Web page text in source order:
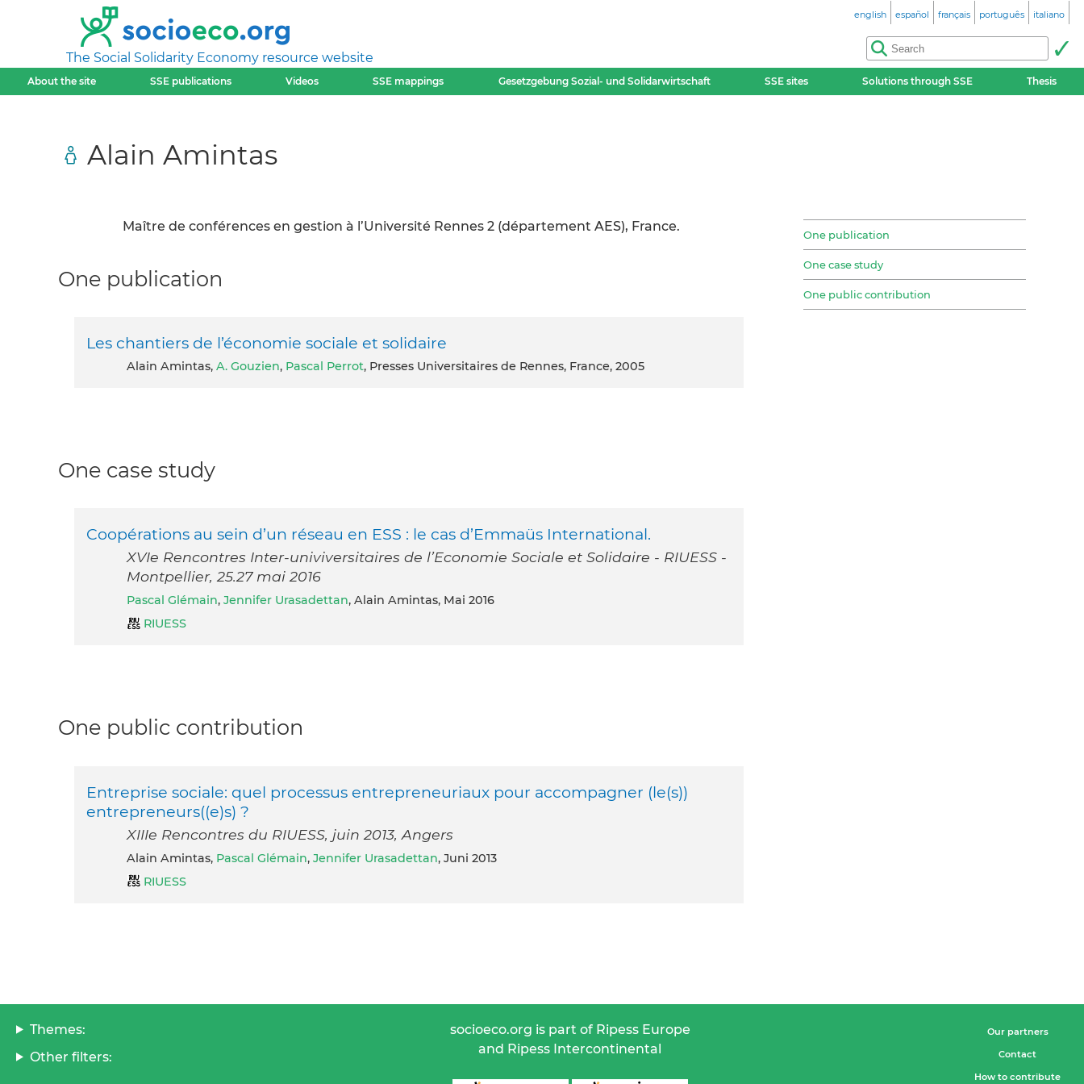
The Social Solidarity Economy resource website
english español français português italiano
About the site SSE publications Videos SSE mappings Gesetzgebung Sozial- und Solidarwirtschaft SSE sites Solutions through SSE Thesis
Alain Amintas
Maître de conférences en gestion à l’Université Rennes 2 (département AES), France.
One publication
One case study
One public contribution
One publication
Les chantiers de l’économie sociale et solidaire
Alain Amintas, A. Gouzien, Pascal Perrot, Presses Universitaires de Rennes, France, 2005
One case study
Coopérations au sein d’un réseau en ESS : le cas d’Emmaüs International.
XVIe Rencontres Inter-univiversitaires de l’Economie Sociale et Solidaire - RIUESS -
Montpellier, 25.27 mai 2016
Pascal Glémain, Jennifer Urasadettan, Alain Amintas, Mai 2016
RIUESS
One public contribution
Entreprise sociale: quel processus entrepreneuriaux pour accompagner (le(s))
entrepreneurs((e)s) ?
XIIIe Rencontres du RIUESS, juin 2013, Angers
Alain Amintas, Pascal Glémain, Jennifer Urasadettan, Juni 2013
RIUESS
Themes:
Other filters:
socioeco.org is part of Ripess Europe
and Ripess Intercontinental
Our partners
Contact
How to contribute